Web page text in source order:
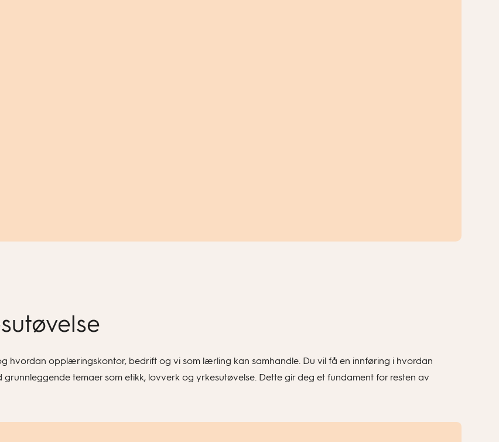
hvordan opplæringskontor, bedrift og vi som lærling kan samhandle. Du vil få en innføring i hvordan
temaer som etikk, lovverk og yrkesutøvelse. Dette gir deg et fundament for resten av